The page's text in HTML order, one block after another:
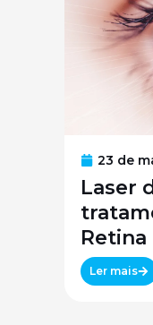
23 de
Laser
São
Ler mais